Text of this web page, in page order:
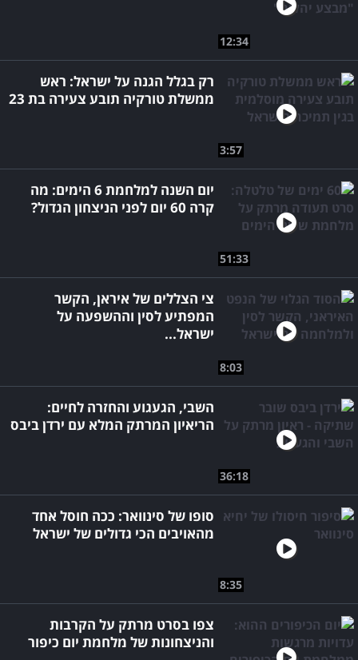
12:34
3:57
רק בגלל הגנה על ישראל: ראש
ממשלת טורקיה תובע צעירה בת 23
51:33
יום השנה למלחמת 6 הימים: מה
קרה 60 יום לפני הניצחון הגדול?
8:03
צי הצללים של איראן, הקשר
המפתיע לסין וההשפעה על
ישראל...
36:18
השבי, הגעגוע והחזרה לחיים:
הריאיון המרתק המלא עם ירדן ביבס
8:35
סופו של סינוואר: ככה חוסל אחד
מהאויבים הכי גדולים של ישראל
צפו בסרט מרתק על הקרבות
והניצחונות של מלחמת יום כיפור